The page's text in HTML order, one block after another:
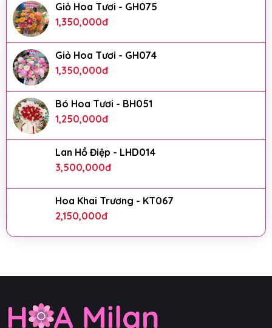
Giỏ Hoa Tươi - GH075
1,350,000đ
Giỏ Hoa Tươi - GH074
1,350,000đ
Bó Hoa Tươi - BH051
1,250,000đ
Lan Hồ Điệp - LHD014
3,500,000đ
Hoa Khai Trương - KT067
2,150,000đ